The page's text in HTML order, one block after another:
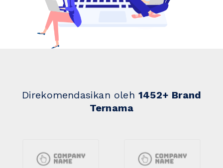
Direkomendasikan oleh1452+ Brand
Ternama